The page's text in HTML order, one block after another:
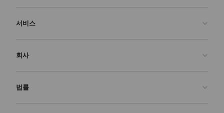
FAQ
반품 신청
배송
서비스
주문 제작
품질 보증
회사
우리의 역사
법률